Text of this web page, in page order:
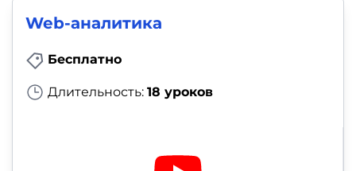
Web-аналитика
Бесплатно
Длительность: 18 уроков